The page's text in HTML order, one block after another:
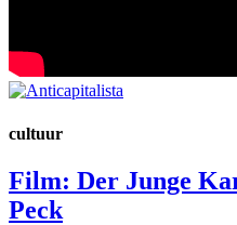
cultuur
Film: Der Junge
Peck